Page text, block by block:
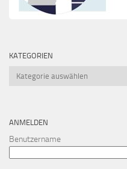
KATEGORIEN
Kategorien
ANMELDEN
Benutzername